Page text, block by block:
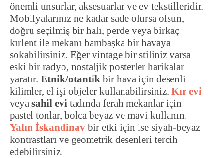
önemli unsurlar, aksesuarlar ve ev tekstilleridir.
Mobilyalarınız ne kadar sade olursa olsun,
doğru seçilmiş bir halı, perde veya birkaç
kırlent ile mekanı bambaşka bir havaya
sokabilirsiniz. Eğer vintage bir stiliniz varsa
eski bir radyo, nostaljik posterler harikalar
yaratır. Etnik/otantik bir hava için desenli
kilimler, el işi objeler kullanabilirsiniz. Kır evi
veya sahil evi tadında ferah mekanlar için
pastel tonlar, bolca beyaz ve mavi kullanın.
Yalın İskandinav bir etki için ise siyah-beyaz
kontrastları ve geometrik desenleri tercih
edebilirsiniz.